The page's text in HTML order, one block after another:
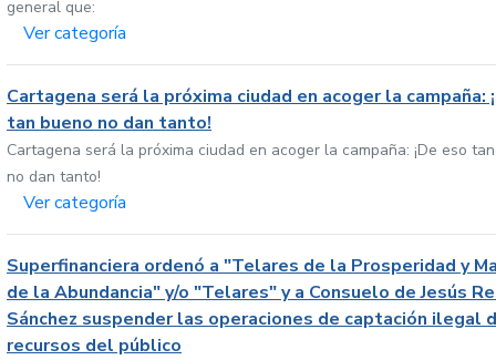
general que:
Ver categoría
Cartagena será la próxima ciudad en acoger la campaña:
tan bueno no dan tanto!
Cartagena será la próxima ciudad en acoger la campaña: ¡De eso
no dan tanto!
Ver categoría
Superfinanciera ordenó a "Telares de la Prosperidad y
de la Abundancia" y/o "Telares" y a Consuelo de Jesús
Sánchez suspender las operaciones de captación ilegal
recursos del público